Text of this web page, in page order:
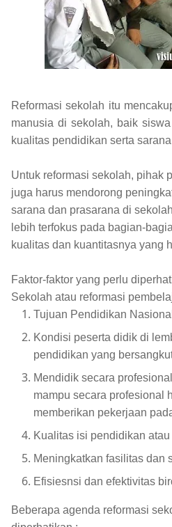
Reformasi sekolah itu
manusia di sekolah, baik
kualitas pendidikan serta
Untuk reformasi sekolah, pihak
juga harus mendorong
sarana dan prasarana di
lebih terfokus pada bagian-
kualitas dan kuantitasnya yang
Faktor-faktor yang perlu
Sekolah atau reformasi
Tujuan Pendidikan Nasional
Kondisi peserta didik di
pendidikan yang
Mendidik secara
mampu secara profesional
memberikan pekerjaan
Kualitas isi pendidikan
Meningkatkan fasilitas dan
Efisiesnsi dan efektivitas
Beberapa agenda reformasi